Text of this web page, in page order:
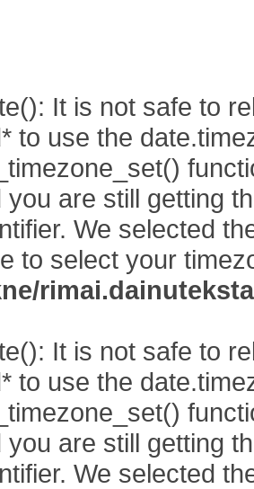
It is not safe to
to use the
you are still getting
We selected
to select your
It is not safe to
to use the
you are still getting
We selected